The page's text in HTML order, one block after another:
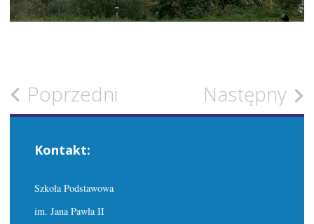
Zobacz
Poprzedni Następny
Kontakt:
Szkoła Podstawowa
im. Jana Pawła II